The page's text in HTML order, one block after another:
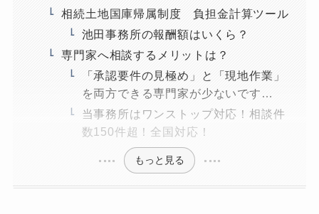
相続土地国庫帰属制度 負担金計算ツール
池田事務所の報酬額はいくら？
専門家へ相談するメリットは？
「承認要件の見極め」と「現地作業」
を両方できる専門家が少ないです…
当事務所はワンストップ対応！相談件
数150件超！全国対応！
もっと見る